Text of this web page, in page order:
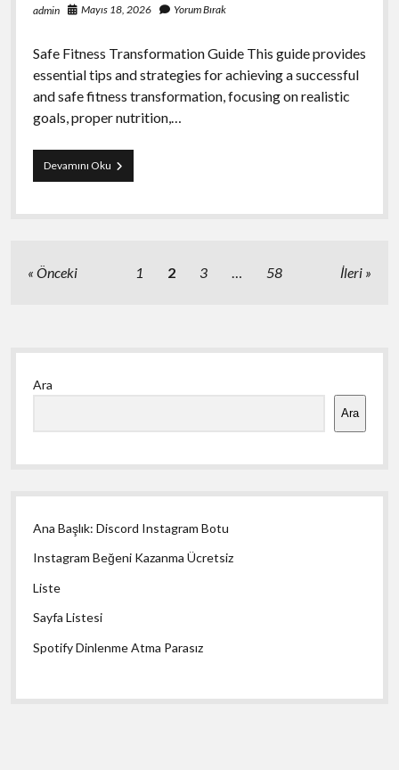
admin Mayıs 18, 2026 Yorum Bırak
Safe Fitness Transformation Guide This guide provides
essential tips and strategies for achieving a successful
and safe fitness transformation, focusing on realistic
goals, proper nutrition,…
Devamını OkuSafe
Fitness
Guide
Yazı
Önceki 1 2 3 58 İleri
Yan
Menü
Ara
Ara
Ana Başlık: Discord Instagram Botu
Instagram Beğeni Kazanma Ücretsiz
Liste
Sayfa Listesi
Spotify Dinlenme Atma Parasız